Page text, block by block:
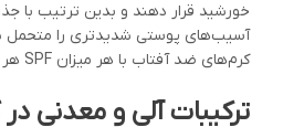
آسیب‌های پوستی شدیدتری را متحمل
کرم‌های ضد آفتاب با هر میزان SPF هر 2 تا 3 ساعت تجدید شوند.
ترکیبات آلی و معدنی